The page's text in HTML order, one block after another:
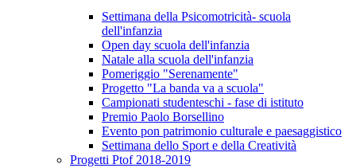
Settimana della Psicomotricità- scuola
dell'infanzia
Open day scuola dell'infanzia
Natale alla scuola dell'infanzia
Pomeriggio "Serenamente"
Progetto "La banda va a scuola"
Campionati studenteschi - fase di istituto
Premio Paolo Borsellino
Evento pon patrimonio culturale e paesaggistico
Settimana dello Sport e della Creatività
Progetti Ptof 2018-2019